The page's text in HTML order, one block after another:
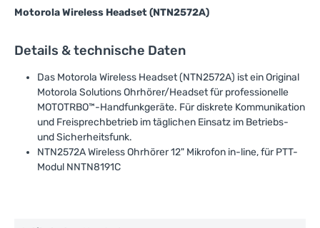
Motorola Wireless Headset (NTN2572A)
Details & technische Daten
Das Motorola Wireless Headset (NTN2572A) ist ein Original
Motorola Solutions Ohrhörer/Headset für professionelle
MOTOTRBO™-Handfunkgeräte. Für diskrete Kommunikation
und Freisprechbetrieb im täglichen Einsatz im Betriebs-
und Sicherheitsfunk.
NTN2572A Wireless Ohrhörer 12" Mikrofon in-line, für PTT-
Modul NNTN8191C